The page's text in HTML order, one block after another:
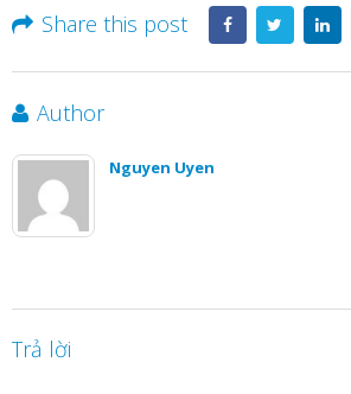
Share this post
Author
Nguyen Uyen
Trả lời